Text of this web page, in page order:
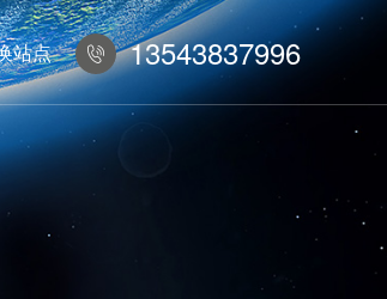
站点  13543837996